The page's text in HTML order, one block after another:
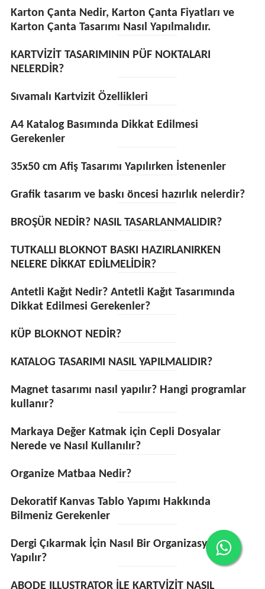
Karton Çanta Nedir, Karton Çanta Fiyatları ve
Karton Çanta Tasarımı Nasıl Yapılmalıdır.
KARTVİZİT TASARIMININ PÜF NOKTALARI
NELERDİR?
Sıvamalı Kartvizit Özellikleri
A4 Katalog Basımında Dikkat Edilmesi
Gerekenler
35x50 cm Afiş Tasarımı Yapılırken İstenenler
Grafik tasarım ve baskı öncesi hazırlık nelerdir?
BROŞÜR NEDİR? NASIL TASARLANMALIDIR?
TUTKALLI BLOKNOT BASKI HAZIRLANIRKEN
NELERE DİKKAT EDİLMELİDİR?
Antetli Kağıt Nedir? Antetli Kağıt Tasarımında
Dikkat Edilmesi Gerekenler?
KÜP BLOKNOT NEDİR?
KATALOG TASARIMI NASIL YAPILMALIDIR?
Magnet tasarımı nasıl yapılır? Hangi programlar
kullanır?
Markaya Değer Katmak için Cepli Dosyalar
Nerede ve Nasıl Kullanılır?
Organize Matbaa Nedir?
Dekoratif Kanvas Tablo Yapımı Hakkında
Bilmeniz Gerekenler
Dergi Çıkarmak İçin Nasıl Bir Organizasyon
Yapılır?
ABODE ILLUSTRATOR İLE KARTVİZİT NASIL